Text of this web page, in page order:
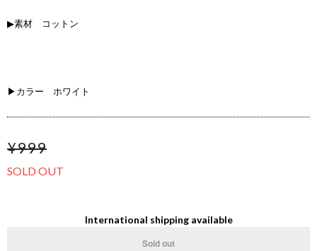
▶素材 コットン
▶カラー ホワイト
¥999
SOLD OUT
International shipping available
Sold out